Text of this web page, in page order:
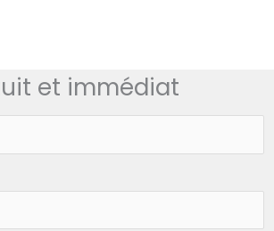
et immédiat